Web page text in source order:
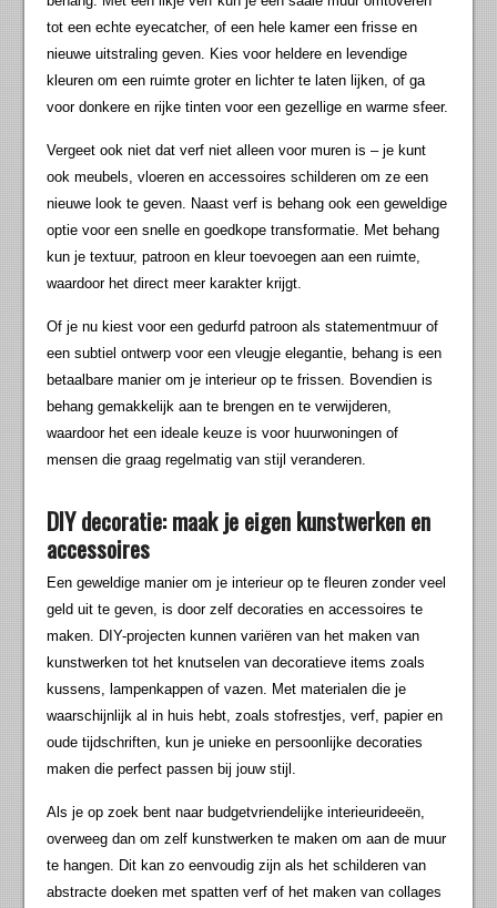
tot een echte eyecatcher, of een hele kamer een frisse en
nieuwe uitstraling geven. Kies voor heldere en levendige
kleuren om een ruimte groter en lichter te laten lijken, of ga
voor donkere en rijke tinten voor een gezellige en warme sfeer.
Vergeet ook niet dat verf niet alleen voor muren is – je kunt
ook meubels, vloeren en accessoires schilderen om ze een
nieuwe look te geven. Naast verf is behang ook een geweldige
optie voor een snelle en goedkope transformatie. Met behang
kun je textuur, patroon en kleur toevoegen aan een ruimte,
waardoor het direct meer karakter krijgt.
Of je nu kiest voor een gedurfd patroon als statementmuur of
een subtiel ontwerp voor een vleugje elegantie, behang is een
betaalbare manier om je interieur op te frissen. Bovendien is
behang gemakkelijk aan te brengen en te verwijderen,
waardoor het een ideale keuze is voor huurwoningen of
mensen die graag regelmatig van stijl veranderen.
DIY decoratie: maak je eigen kunstwerken en
accessoires
Een geweldige manier om je interieur op te fleuren zonder veel
geld uit te geven, is door zelf decoraties en accessoires te
maken. DIY-projecten kunnen variëren van het maken van
kunstwerken tot het knutselen van decoratieve items zoals
kussens, lampenkappen of vazen. Met materialen die je
waarschijnlijk al in huis hebt, zoals stofrestjes, verf, papier en
oude tijdschriften, kun je unieke en persoonlijke decoraties
maken die perfect passen bij jouw stijl.
Als je op zoek bent naar budgetvriendelijke interieurideeën,
overweeg dan om zelf kunstwerken te maken om aan de muur
te hangen. Dit kan zo eenvoudig zijn als het schilderen van
abstracte doeken met spatten verf of het maken van collages